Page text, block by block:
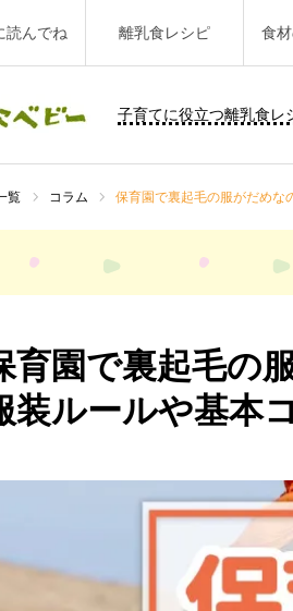
子育てに役立つ離乳食レ
読んでね 離乳食レシピ 食
覧 コラム 保育園で裏起毛の服がだめな
育園で裏起毛の
装ルールや基本